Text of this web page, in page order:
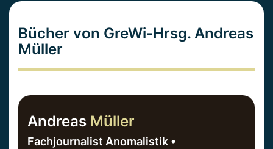
Bücher von GreWi-Hrsg. Andreas
Müller
Andreas Müller
Fachjournalist Anomalistik •